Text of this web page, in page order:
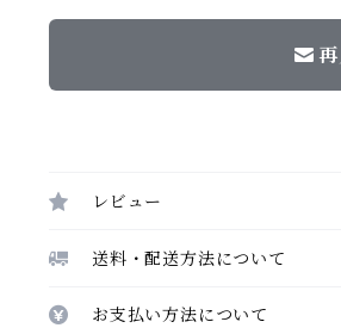
レビュー
送料・配送方法について
お支払い方法について